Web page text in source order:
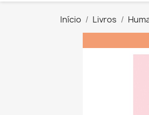
Início Livros